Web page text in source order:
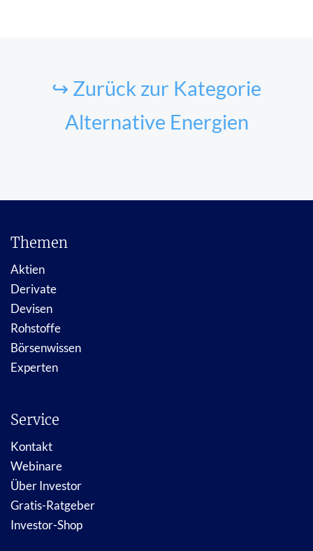
↪ Zurück zur Kategorie
Alternative Energien
Themen
Aktien
Derivate
Devisen
Rohstoffe
Börsenwissen
Experten
Service
Kontakt
Webinare
Über Investor
Gratis-Ratgeber
Investor-Shop